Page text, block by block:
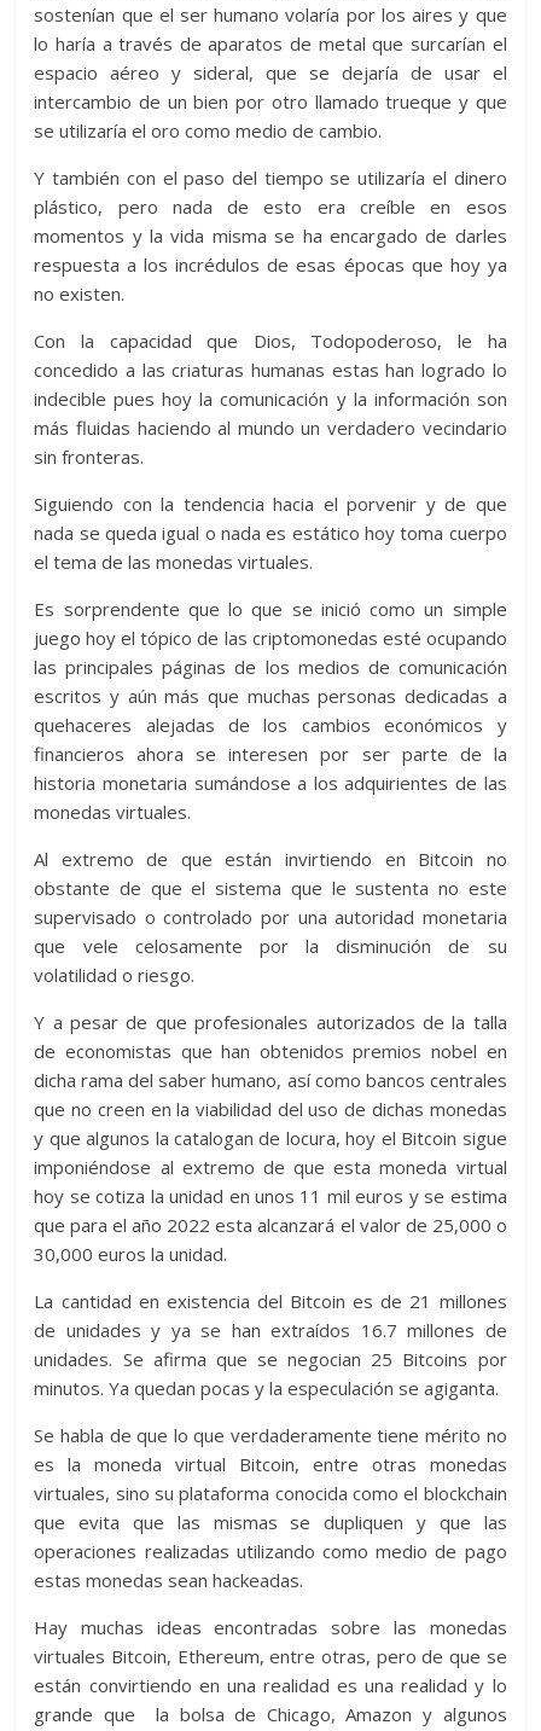
sostenían que el ser humano volaría por los aires y que
lo haría a través de aparatos de metal que surcarían el
espacio aéreo y sideral, que se dejaría de usar el
intercambio de un bien por otro llamado trueque y que
se utilizaría el oro como medio de cambio.
Y también con el paso del tiempo se utilizaría el dinero
plástico, pero nada de esto era creíble en esos
momentos y la vida misma se ha encargado de darles
respuesta a los incrédulos de esas épocas que hoy ya
no existen.
Con la capacidad que Dios, Todopoderoso, le ha
concedido a las criaturas humanas estas han logrado lo
indecible pues hoy la comunicación y la información son
más fluidas haciendo al mundo un verdadero vecindario
sin fronteras.
Siguiendo con la tendencia hacia el porvenir y de que
nada se queda igual o nada es estático hoy toma cuerpo
el tema de las monedas virtuales.
Es sorprendente que lo que se inició como un simple
juego hoy el tópico de las criptomonedas esté ocupando
las principales páginas de los medios de comunicación
escritos y aún más que muchas personas dedicadas a
quehaceres alejadas de los cambios económicos y
financieros ahora se interesen por ser parte de la
historia monetaria sumándose a los adquirientes de las
monedas virtuales.
Al extremo de que están invirtiendo en Bitcoin no
obstante de que el sistema que le sustenta no este
supervisado o controlado por una autoridad monetaria
que vele celosamente por la disminución de su
volatilidad o riesgo.
Y a pesar de que profesionales autorizados de la talla
de economistas que han obtenidos premios nobel en
dicha rama del saber humano, así como bancos centrales
que no creen en la viabilidad del uso de dichas monedas
y que algunos la catalogan de locura, hoy el Bitcoin sigue
imponiéndose al extremo de que esta moneda virtual
hoy se cotiza la unidad en unos 11 mil euros y se estima
que para el año 2022 esta alcanzará el valor de 25,000 o
30,000 euros la unidad.
La cantidad en existencia del Bitcoin es de 21 millones
de unidades y ya se han extraídos 16.7 millones de
unidades. Se afirma que se negocian 25 Bitcoins por
minutos. Ya quedan pocas y la especulación se agiganta.
Se habla de que lo que verdaderamente tiene mérito no
es la moneda virtual Bitcoin, entre otras monedas
virtuales, sino su plataforma conocida como el blockchain
que evita que las mismas se dupliquen y que las
operaciones realizadas utilizando como medio de pago
estas monedas sean hackeadas.
Hay muchas ideas encontradas sobre las monedas
virtuales Bitcoin, Ethereum, entre otras, pero de que se
están convirtiendo en una realidad es una realidad y lo
grande que la bolsa de Chicago, Amazon y algunos